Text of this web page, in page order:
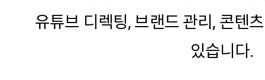
유튜브 디렉팅, 브랜드 관리, 콘텐
있습니다.